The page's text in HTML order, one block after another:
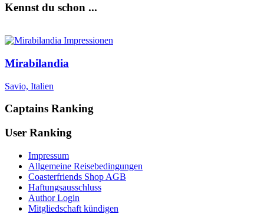
Kennst du schon ...
Mirabilandia
Savio, Italien
Captains Ranking
User Ranking
Impressum
Allgemeine Reisebedingungen
Coasterfriends Shop AGB
Haftungsausschluss
Author Login
Mitgliedschaft kündigen